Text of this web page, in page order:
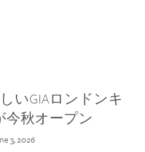
いGIAロンドンキ
今秋オープン
3, 2026